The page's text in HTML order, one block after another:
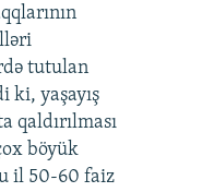
tutulan
ki, yaşayış
qaldırılması
böyük
il 50-60 faiz